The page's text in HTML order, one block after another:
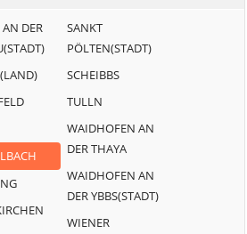
Wolkersdorf im
Weinviertel
AN DER
SANKT
PÖLTEN(STADT)
SCHEIBBS
TULLN
WAIDHOFEN AN
DER THAYA
WAIDHOFEN AN
DER YBBS(STADT)
WIENER